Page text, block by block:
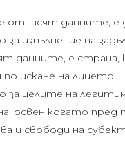
отнасят данните, е
изпълнение на
данните, е
искане на лицето.
целите на
освен когато
и свободи на